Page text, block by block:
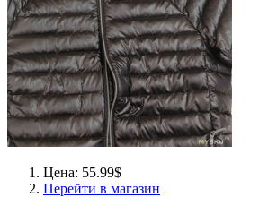
Цена: 55.99$
Перейти в магазин